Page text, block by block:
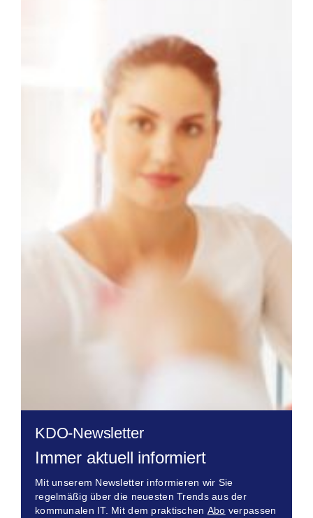
KDO-Newsletter
Immer aktuell informiert
Mit unserem Newsletter informieren wir Sie
regelmäßig über die neuesten Trends aus der
kommunalen IT. Mit dem praktischen Abo verpassen